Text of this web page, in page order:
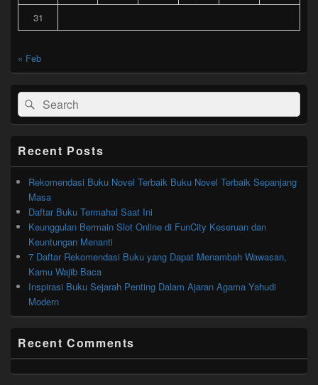
31
« Feb
Search
for:
Search
Recent Posts
Rekomendasi Buku Novel Terbaik Buku Novel Terbaik Sepanjang
Masa
Daftar Buku Termahal Saat Ini
Keunggulan Bermain Slot Online di FunCity Keseruan dan
Keuntungan Menanti
7 Daftar Rekomendasi Buku yang Dapat Menambah Wawasan,
Kamu Wajib Baca
Inspirasi Buku Sejarah Penting Dalam Ajaran Agama Yahudi
Modern
Recent Comments